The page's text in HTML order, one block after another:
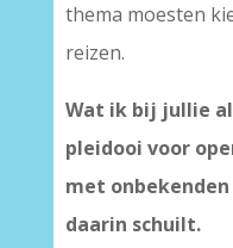
thema moesten
reizen.
Wat ik bij jullie
pleidooi voor
met
daarin schuilt.